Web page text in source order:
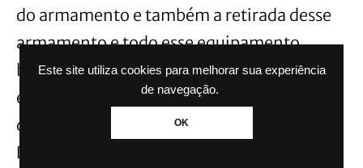
Este site utiliza cookies para melhorar sua experiência
de navegação.
OK
do armamento e também a retirada desse
armamento e todo esse equipamento
bélico desse veículo e, depois, escondendo
esse material da polícia”, comenta a
delegada Graziela Zinelli, titular da
Delegacia de Homicídios e Proteção à